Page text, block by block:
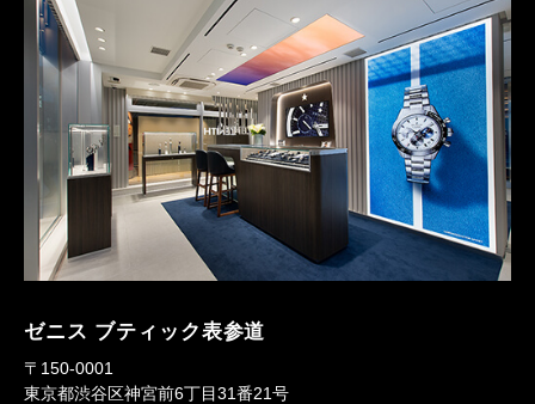
ゼニス ブティック表参道
〒150-0001
東京都渋谷区神宮前6丁目31番21号